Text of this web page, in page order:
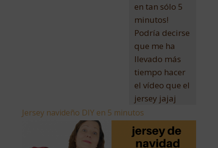
en tan sólo 5
minutos!
Podría decirse
que me ha
llevado más
tiempo hacer
el vídeo que el
jersey jajaj
Jersey navideño DIY en 5 minutos